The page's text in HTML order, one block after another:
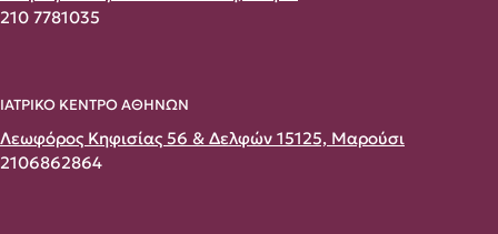
210 7781035
ΙΑΤΡΙΚΟ ΚΕΝΤΡΟ ΑΘΗΝΩΝ
Λεωφόρος Κηφισίας 56 & Δελφών 15125, Μαρούσι
2106862864